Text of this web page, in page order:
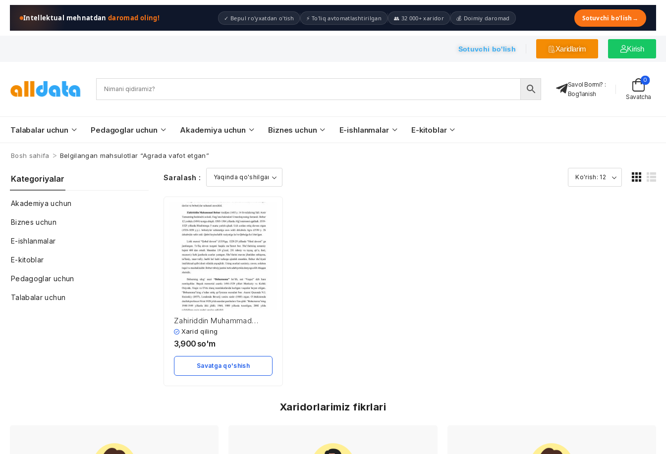
Intellektual mehnatdandaromad oling! ✓ Bepul ro'yxatdan o'tish ⚡ To'liq avtomatlashtirilgan 👥 32 000+ xaridor 💰 Doimiy daromad Sotuvchi bo'lish →
Sotuvchi bo'lish Xaridlarim Kirish
Savol Bormi? :
Bog'lanish
Savatcha
0
Talabalar uchun Pedagoglar uchun Akademiya uchun Biznes uchun E-ishlanmalar E-kitoblar
Bosh sahifa > Belgilangan mahsulotlar “Agrada vafot etgan”
Kategoriyalar
Akademiya uchun
Biznes uchun
E-ishlanmalar
E-kitoblar
Pedagoglar uchun
Talabalar uchun
Saralash :
Zahiriddin Muhammad
Bobur (1483 – 1530)
Xarid qiling
3,900 so'm
Savatga qo'shish
Xaridorlarimiz fikrlari